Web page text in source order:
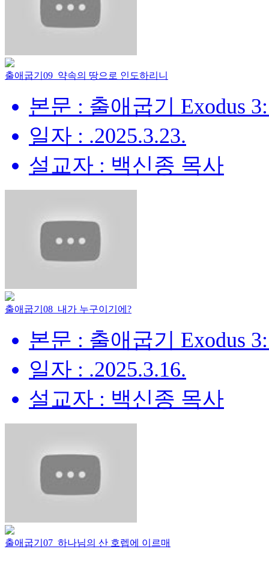
출애굽기09_약속의 땅으로 인도하리니
본문 : 출애굽기 Exodus
일자 : .2025.3.23.
설교자 : 백신종 목사
출애굽기08_내가 누구이기에?
본문 : 출애굽기 Exodus
일자 : .2025.3.16.
설교자 : 백신종 목사
출애굽기07_하나님의 산 호렙에 이르매